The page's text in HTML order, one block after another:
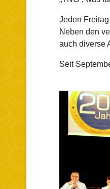
Jeden
Neben den
auch diverse
Seit